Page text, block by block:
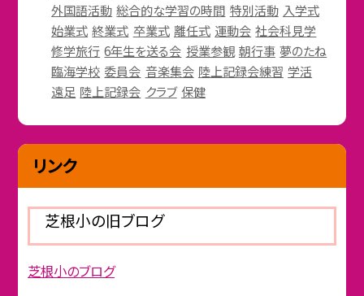
外国語活動 総合的な学習の時間 特別活動 入学式
始業式 終業式 卒業式 離任式 運動会 社会科見学
修学旅行 6年生を送る会 授業参観 朝行事 夢のたね
臨海学校 委員会 音楽集会 陸上記録会練習 学活
遠足 陸上記録会 クラブ 保健
リンク
芝根小の旧ブログ
芝根小のブログ